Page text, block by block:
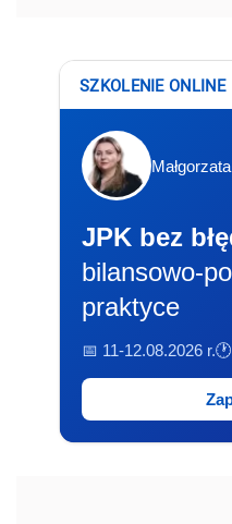
SZKOLENIE ONLINE
JPK bez
bilansowo-
praktyce
📅 11-12.08.2026 r.